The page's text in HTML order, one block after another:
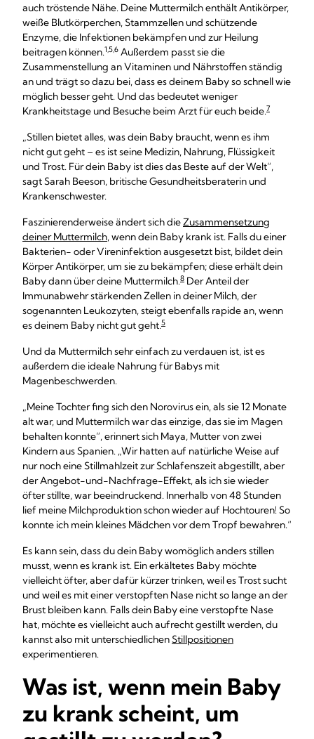
auch tröstende Nähe. Deine Muttermilch enthält Antikörper,
weiße Blutkörperchen, Stammzellen und schützende
Enzyme, die Infektionen bekämpfen und zur Heilung
beitragen können.1,5,6 Außerdem passt sie die
Zusammenstellung an Vitaminen und Nährstoffen ständig
an und trägt so dazu bei, dass es deinem Baby so schnell wie
möglich besser geht. Und das bedeutet weniger
Krankheitstage und Besuche beim Arzt für euch beide.7
„Stillen bietet alles, was dein Baby braucht, wenn es ihm
nicht gut geht – es ist seine Medizin, Nahrung, Flüssigkeit
und Trost. Für dein Baby ist dies das Beste auf der Welt“,
sagt Sarah Beeson, britische Gesundheitsberaterin und
Krankenschwester.
Faszinierenderweise ändert sich dieZusammensetzung
deiner Muttermilch, wenn dein Baby krank ist. Falls du einer
Bakterien- oder Vireninfektion ausgesetzt bist, bildet dein
Körper Antikörper, um sie zu bekämpfen; diese erhält dein
Baby dann über deine Muttermilch.8 Der Anteil der
Immunabwehr stärkenden Zellen in deiner Milch, der
sogenannten Leukozyten, steigt ebenfalls rapide an, wenn
es deinem Baby nicht gut geht.5
Und da Muttermilch sehr einfach zu verdauen ist, ist es
außerdem die ideale Nahrung für Babys mit
Magenbeschwerden.
„Meine Tochter fing sich den Norovirus ein, als sie 12 Monate
alt war, und Muttermilch war das einzige, das sie im Magen
behalten konnte“, erinnert sich Maya, Mutter von zwei
Kindern aus Spanien. „Wir hatten auf natürliche Weise auf
nur noch eine Stillmahlzeit zur Schlafenszeit abgestillt, aber
der Angebot-und-Nachfrage-Effekt, als ich sie wieder
öfter stillte, war beeindruckend. Innerhalb von 48 Stunden
lief meine Milchproduktion schon wieder auf Hochtouren! So
konnte ich mein kleines Mädchen vor dem Tropf bewahren.“
Es kann sein, dass du dein Baby womöglich anders stillen
musst, wenn es krank ist. Ein erkältetes Baby möchte
vielleicht öfter, aber dafür kürzer trinken, weil es Trost sucht
und weil es mit einer verstopften Nase nicht so lange an der
Brust bleiben kann. Falls dein Baby eine verstopfte Nase
hat, möchte es vielleicht auch aufrecht gestillt werden, du
kannst also mit unterschiedlichenStillpositionen
experimentieren.
Was ist, wenn mein Baby
zu krank scheint, um